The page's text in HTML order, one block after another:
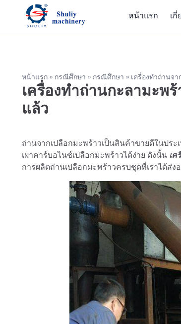
หน้าแรก เกี่
หน้าแรก » กรณีศึกษา » กรณีศึกษา » เครื่องทำถ่านจ
เครื่องทำถ่านกะลามะพ
แล้ว
ถ่านจากเปลือกมะพร้าวเป็นสินค้าขายดีในประ
เผาคาร์บอไนซ์เปลือกมะพร้าวได้ง่าย ดังนั้น เค
การผลิตถ่านเปลือกมะพร้าวครบชุดที่เราได้ส่